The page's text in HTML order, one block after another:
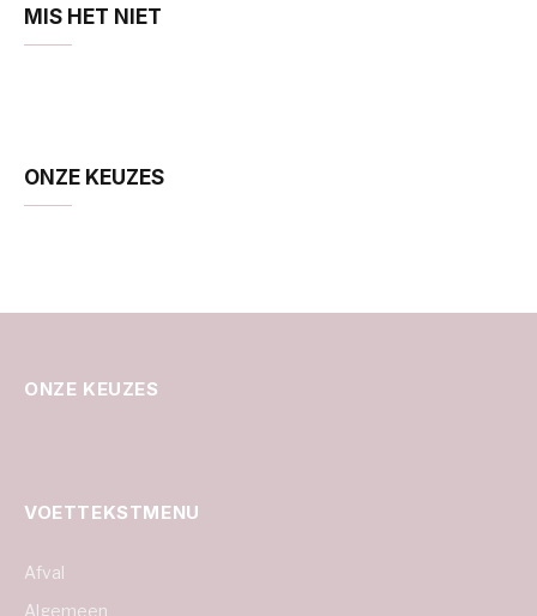
MIS HET NIET
ONZE KEUZES
ONZE KEUZES
VOETTEKSTMENU
Afval
Algemeen